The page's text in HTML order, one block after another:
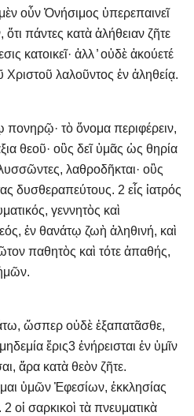
οὖν Ὀνήσιμος ὑπερεπαινεῖ
πάντες κατὰ ἀλήθειαν ζῆτε
κατοικεῖ· ἀλλ ̓ οὐδὲ ἀκούετέ
Χριστοῦ λαλοῦντος ἐν ἀληθείᾳ.
πονηρῷ· τὸ ὄνομα περιφέρειν,
θεοῦ· οὓς δεῖ ὑμᾶς ὡς θηρία
λυσσῶντες, λαθροδῆκται· οὓς
δυσθεραπεύτους. 2 εἷς ἰατρός
γεννητὸς καὶ
ἐν θανάτῳ ζωὴ ἀληθινή, καὶ
παθητὸς καὶ τότε ἀπαθής,
ὥσπερ οὐδὲ ἐξαπατᾶσθε,
ἔρις 3 ἐνήρεισται ἐν ὑμῖν
ἄρα κατὰ θεὸν ζῆτε.
ὑμῶν Ἐφεσίων, ἐκκλησίας
οἱ σαρκικοὶ τὰ πνευματικὰ